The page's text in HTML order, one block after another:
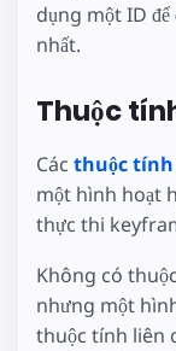
dụng một ID
nhất.
Thuộc
Các thuộc tính
một hình hoạt
thực thi
Không có
nhưng một
thuộc tính liên